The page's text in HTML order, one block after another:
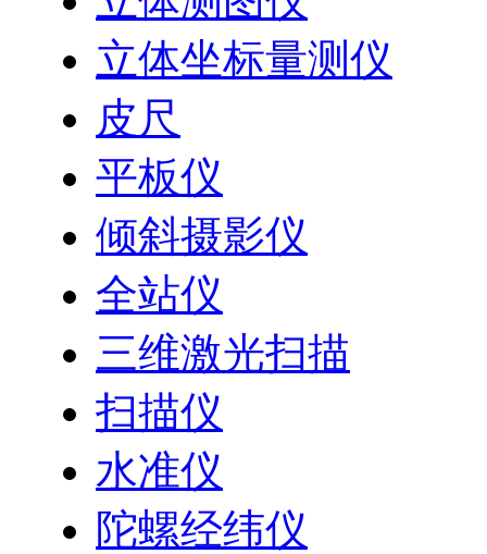
立体坐标量测仪
皮尺
平板仪
倾斜摄影仪
全站仪
三维激光扫描
扫描仪
水准仪
陀螺经纬仪